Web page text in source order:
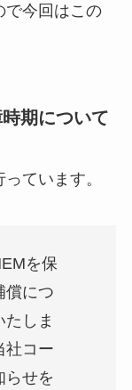
で今回はこの
期について
ています。
を保
償につ
しま
社コー
らせを